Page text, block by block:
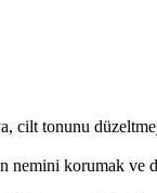
cilt tonunu
korumak ve